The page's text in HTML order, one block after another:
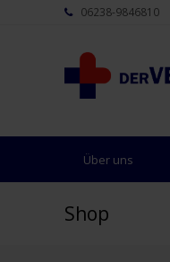
06238-9846810
Über uns
Shop